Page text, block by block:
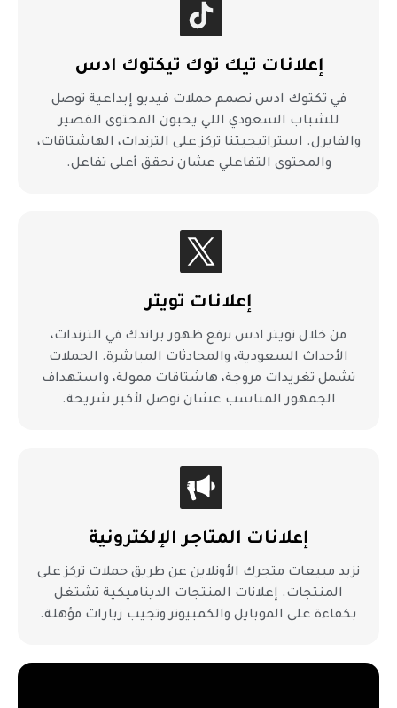
إعلانات تيك توك تيكتوك ادس
في تكتوك ادس نصمم حملات فيديو إبداعية توصل
للشباب السعودي اللي يحبون المحتوى القصير
والفايرل. استراتيجيتنا تركز على الترندات، الهاشتاقات،
والمحتوى التفاعلي عشان نحقق أعلى تفاعل.
إعلانات تويتر
من خلال تويتر ادس نرفع ظهور براندك في الترندات،
الأحداث السعودية، والمحادثات المباشرة. الحملات
تشمل تغريدات مروجة، هاشتاقات ممولة، واستهداف
الجمهور المناسب عشان نوصل لأكبر شريحة.
إعلانات المتاجر الإلكترونية
نزيد مبيعات متجرك الأونلاين عن طريق حملات تركز على
المنتجات. إعلانات المنتجات الديناميكية تشتغل
بكفاءة على الموبايل والكمبيوتر وتجيب زيارات مؤهلة.